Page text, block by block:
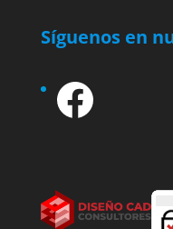
Síguenos en